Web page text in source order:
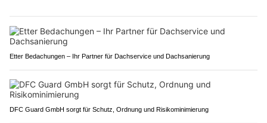
Etter Bedachungen – Ihr Partner für Dachservice und Dachsanierung
DFC Guard GmbH sorgt für Schutz, Ordnung und Risikominimierung